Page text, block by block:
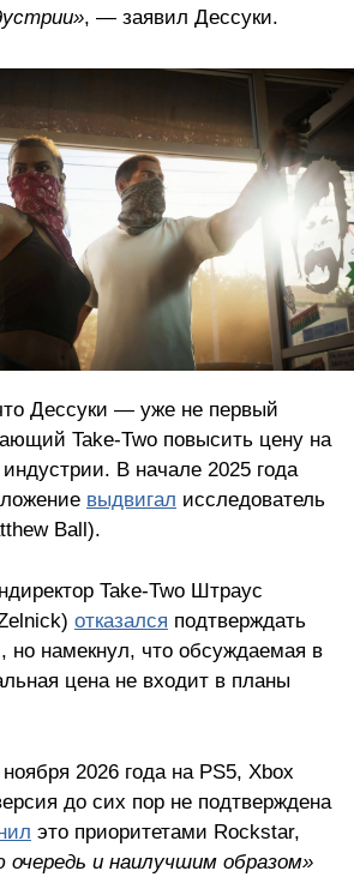
, — заявил Дессуки.
Дессуки — уже не первый
Take-Two повысить цену на
В начале 2025 года
выдвигал исследователь
Ball).
Take-Two Штраус
отказался подтверждать
но намекнул, что обсуждаемая в
цена не входит в планы
2026 года на PS5, Xbox
до сих пор не подтверждена
это приоритетами Rockstar,
очередь и наилучшим образом»